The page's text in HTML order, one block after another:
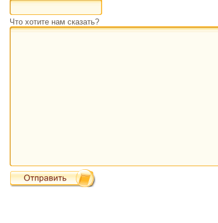
Что хотите нам сказать?